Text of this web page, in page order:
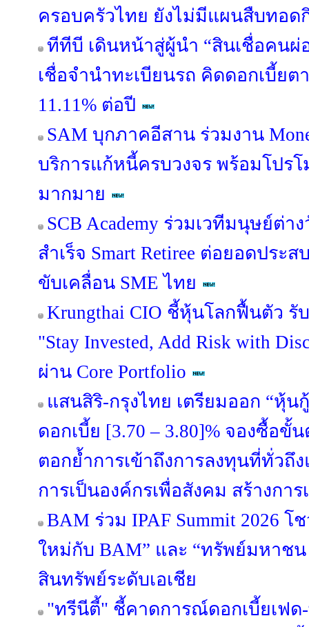
ครอบครัวไทย ยังไม่มีแผนสืบทอด
ทีทีบี เดินหน้าสู่ผู้นำ “สินเชื่อคน
เชื่อจำนำทะเบียนรถ คิดดอกเบี้ย
11.11% ต่อปี
SAM บุกภาคอีสาน ร่วมงาน
บริการแก้หนี้ครบวงจร พร้อมโปร
มากมาย
SCB Academy ร่วมเวทีมนุษย์ต่า
สำเร็จ Smart Retiree ต่อยอดปร
ขับเคลื่อน SME ไทย
Krungthai CIO ชี้หุ้นโลกฟื้นตัว
"Stay Invested, Add Risk with
ผ่าน Core Portfolio
แสนสิริ-กรุงไทย เตรียมออก “หุ้
ดอกเบี้ย [3.70 – 3.80]% จองซื้อขั้
ตอกย้ำการเข้าถึงการลงทุนที่ทั่วถึ
การเป็นองค์กรเพื่อสังคม สร้างกา
BAM ร่วม IPAF Summit 2026 โ
ใหม่กับ BAM” และ “ทรัพย์มหาชน
สินทรัพย์ระดับเอเชีย
"ทรีนีตี้" ชี้คาดการณ์ดอกเบี้ยเฟ